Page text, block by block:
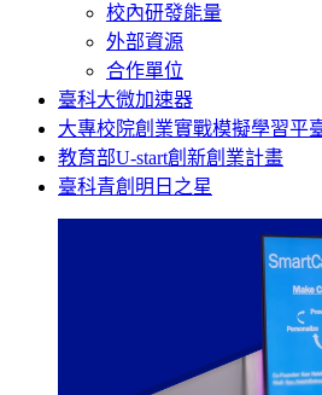
校內研發能量
外部資源
合作單位
臺科大微加速器
大專校院創業實戰模擬學習平
教育部U-start創新創業計畫
臺科青創明日之星